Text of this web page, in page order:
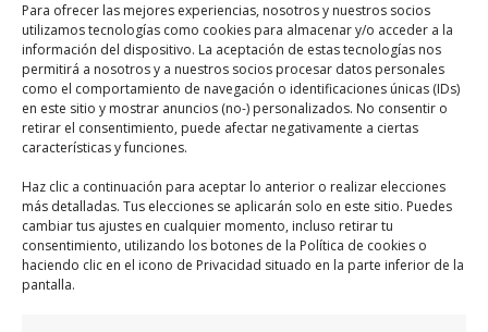
Para ofrecer las mejores experiencias, nosotros y nuestros socios
utilizamos tecnologías como cookies para almacenar y/o acceder a la
información del dispositivo. La aceptación de estas tecnologías nos
permitirá a nosotros y a nuestros socios procesar datos personales
como el comportamiento de navegación o identificaciones únicas (IDs)
en este sitio y mostrar anuncios (no-) personalizados. No consentir o
retirar el consentimiento, puede afectar negativamente a ciertas
características y funciones.
Haz clic a continuación para aceptar lo anterior o realizar elecciones
más detalladas. Tus elecciones se aplicarán solo en este sitio. Puedes
cambiar tus ajustes en cualquier momento, incluso retirar tu
consentimiento, utilizando los botones de la Política de cookies o
haciendo clic en el icono de Privacidad situado en la parte inferior de la
pantalla.
sino que también permite comparar precios
y calidades. Las tiendas con una amplia
gama de marcas suelen tener productos que
se ajustan a diferentes presupuestos y
preferencias. Además, tener acceso a
específicos que puedan no estar disponibles
en tiendas con menos variedad.
Servicios que ofrecen las